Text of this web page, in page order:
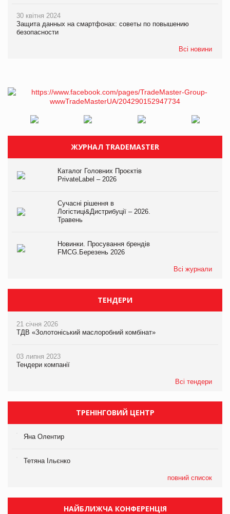
30 квітня 2024
Защита данных на смартфонах: советы по повышению
безопасности
Всі новини
ЖУРНАЛ TRADEMASTER
Каталог Головних Проєктів
PrivateLabel – 2026
Сучасні рішення в
Логістиці&Дистрибуції – 2026.
Травень
Новинки. Просування брендів
FMCG.Березень 2026
Всі журнали
ТЕНДЕРИ
21 січня 2026
ТДВ «Золотоніський маслоробний комбінат»
03 липня 2023
Тендери компанії
Всі тендери
ТРЕНІНГОВИЙ ЦЕНТР
Яна Олентир
Тетяна Ільєнко
повний список
НАЙБЛИЖЧА КОНФЕРЕНЦІЯ